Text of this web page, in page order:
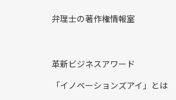
弁理士の著作権情報室
革新ビジネスアワード
「イノベーションズアイ」とは